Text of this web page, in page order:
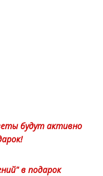
будут активно
в подарок